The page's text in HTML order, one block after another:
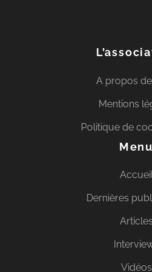
A propos
Mentions
Politique de
Menu
Dernières
Articles
Vidéos